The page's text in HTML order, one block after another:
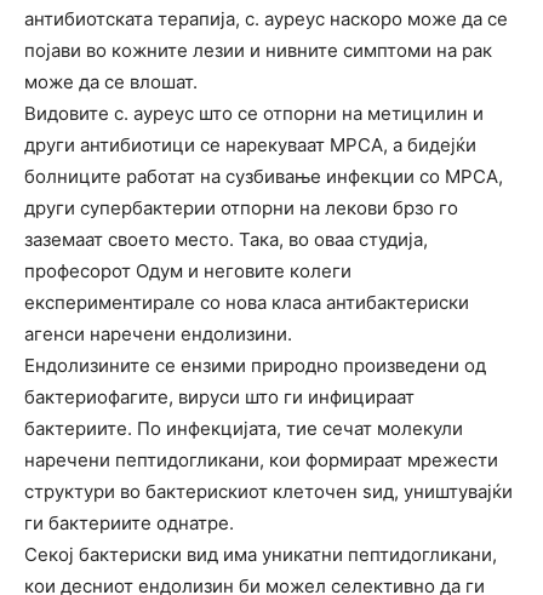
антибиотската терапија, с. ауреус наскоро може да се
појави во кожните лезии и нивните симптоми на рак
може да се влошат.
Видовите с. ауреус што се отпорни на метицилин и
други антибиотици се нарекуваат МРСА, а бидејќи
болниците работат на сузбивање инфекции со МРСА,
други супербактерии отпорни на лекови брзо го
заземаат своето место. Така, во оваа студија,
професорот Одум и неговите колеги
експериментирале со нова класа антибактериски
агенси наречени ендолизини.
Ендолизините се ензими природно произведени од
бактериофагите, вируси што ги инфицираат
бактериите. По инфекцијата, тие сечат молекули
наречени пептидогликани, кои формираат мрежести
структури во бактерискиот клеточен ѕид, уништувајќи
ги бактериите однатре.
Секој бактериски вид има уникатни пептидогликани,
кои десниот ендолизин би можел селективно да ги